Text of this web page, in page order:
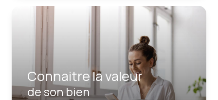
Connaitre la valeur
de son bien